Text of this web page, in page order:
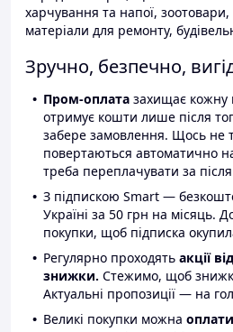
харчування та напої, зоотовари,
матеріали для ремонту,
Зручно, безпечно,
Пром-оплата захищає кожну
отримує кошти лише після
забере замовлення. Щось не
повертаються автоматично
треба переплачувати за
З підпискою Smart —
Україні за 50 грн на місяць.
покупки, щоб підписка
Регулярно проходять акції
знижки. Стежимо, щоб
Актуальні пропозиції — на
Великі покупки можна